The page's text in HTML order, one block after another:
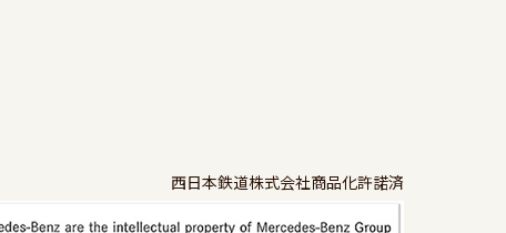
西日本鉄道株式会社商品化許諾済